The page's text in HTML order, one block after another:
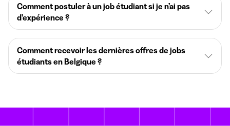
Comment postuler à un job étudiant si je n’ai pas
d’expérience ?
Comment recevoir les dernières offres de jobs
étudiants en Belgique ?